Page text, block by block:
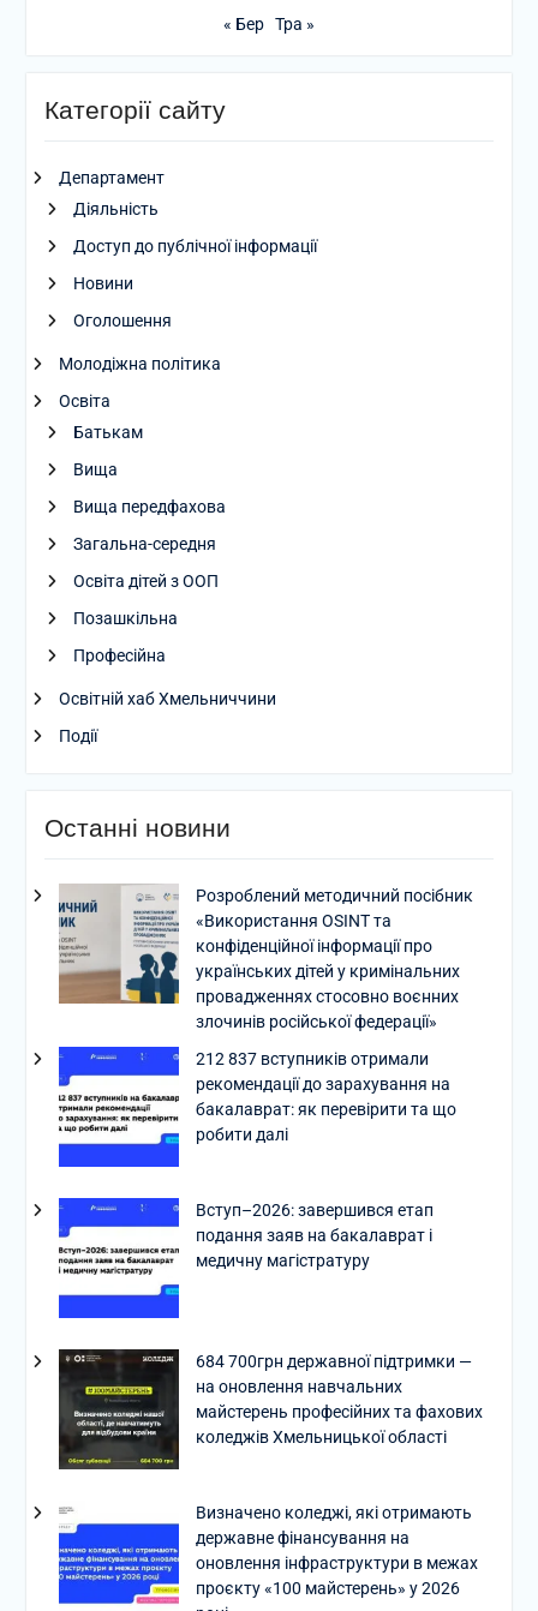
« Бер Тра »
Категорії сайту
Департамент
Діяльність
Доступ до публічної інформації
Новини
Оголошення
Молодіжна політика
Освіта
Батькам
Вища
Вища передфахова
Загальна-середня
Освіта дітей з ООП
Позашкільна
Професійна
Освітній хаб Хмельниччини
Події
Останні новини
Розроблений методичний посібник
«Використання OSINT та
конфіденційної інформації про
українських дітей у кримінальних
провадженнях стосовно воєнних
злочинів російської федерації»
212 837 вступників отримали
рекомендації до зарахування на
бакалаврат: як перевірити та що
робити далі
Вступ–2026: завершився етап
подання заяв на бакалаврат і
медичну магістратуру
684 700грн державної підтримки —
на оновлення навчальних
майстерень професійних та фахових
коледжів Хмельницької області
Визначено коледжі, які отримають
державне фінансування на
оновлення інфраструктури в межах
проєкту «100 майстерень» у 2026